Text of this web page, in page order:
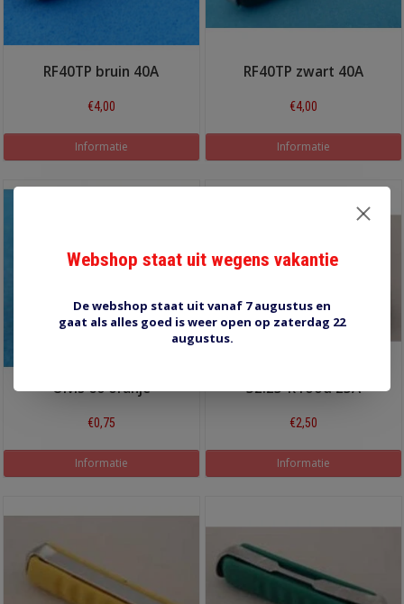
RF40TP bruin 40A
€4,00
Informatie
RF40TP zwart 40A
€4,00
Informatie
Olvis 60 oranje
€0,75
Informatie
32.25-R rood 25A
€2,50
Informatie
Webshop staat uit wegens vakantie
De webshop staat uit vanaf 7 augustus en
gaat als alles goed is weer open op zaterdag 22
augustus.